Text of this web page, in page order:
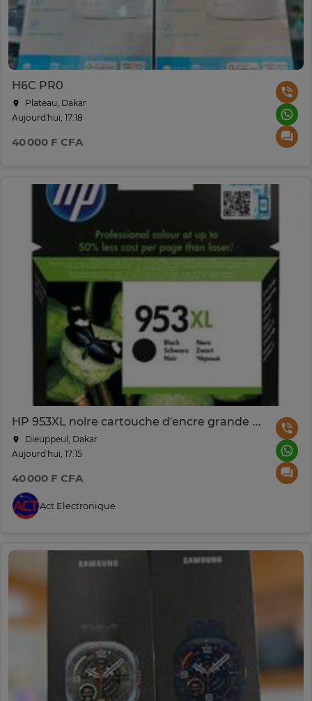
H6C PR0
Plateau, Dakar
Aujourd'hui, 17:18
40 000 F CFA
HP 953XL noire cartouche d’encre grande capacité – L0S70AE
Dieuppeul, Dakar
Aujourd'hui, 17:15
40 000 F CFA
Act Electronique